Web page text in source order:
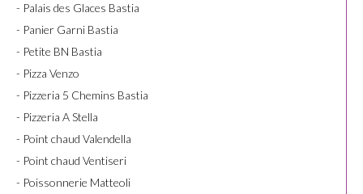
- Palais des Glaces Bastia
- Panier Garni Bastia
- Petite BN Bastia
- Pizza Venzo
- Pizzeria 5 Chemins Bastia
- Pizzeria A Stella
- Point chaud Valendella
- Point chaud Ventiseri
- Poissonnerie Matteoli